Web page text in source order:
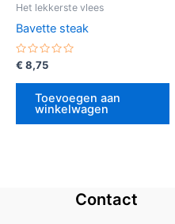
Het lekkerste vlees
Bavette steak
Gewaardeerd
0
uit
€ 8,75
Toevoegen aan
winkelwagen
Contact